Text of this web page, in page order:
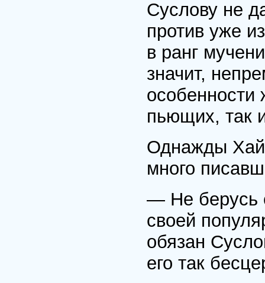
Суслову не
против уже
в ранг
значит,
особенности
пьющих, так
Однажды
много
— Не берусь
своей
обязан
его так